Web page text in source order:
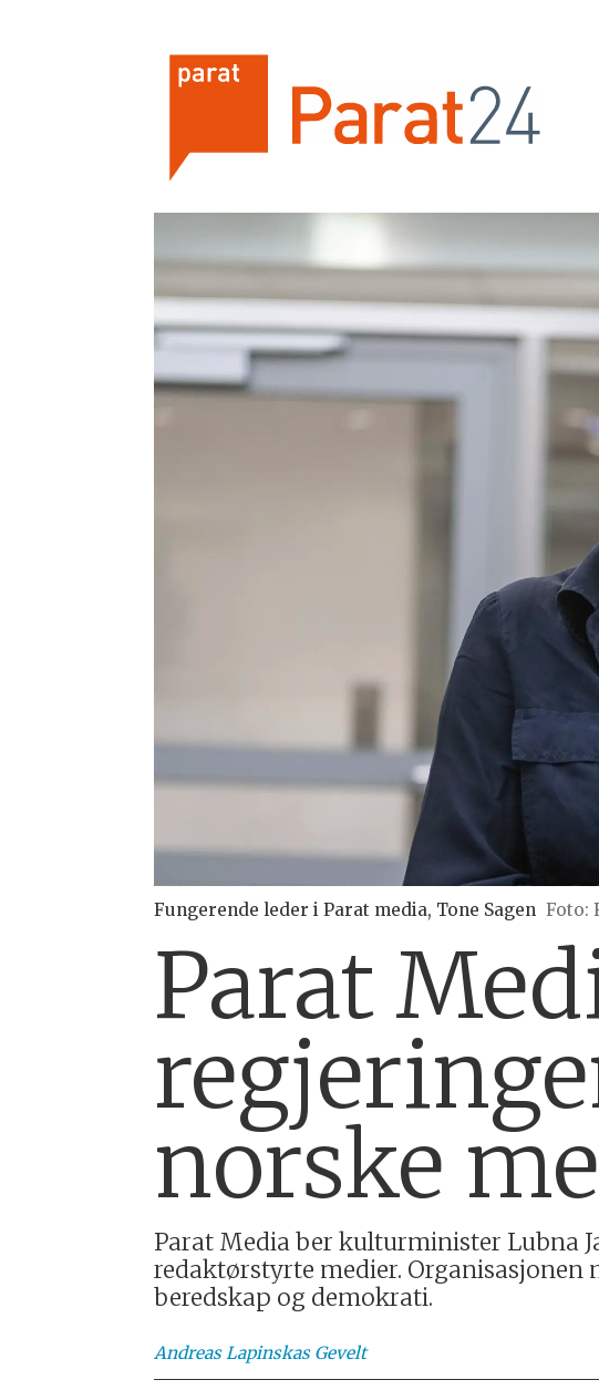
Fungerende leder i Parat media, Tone Sagen Foto:
Parat
norske
Parat Media ber kulturminister Lubna
redaktørstyrte medier.
beredskap og demokrati.
Andreas Lapinskas Gevelt